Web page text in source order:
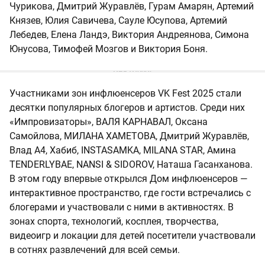
Чурикова, Дмитрий Журавлёв, Гурам Амарян, Артемий
Князев, Юлия Савичева, Сауле Юсупова, Артемий
Лебедев, Елена Ландэ, Виктория Андреянова, Симона
Юнусова, Тимофей Мозгов и Виктория Боня.
Участниками зон инфлюенсеров VK Fest 2025 стали
десятки популярных блогеров и артистов. Среди них
«Импровизаторы», ВАЛЯ КАРНАВАЛ, Оксана
Самойлова, МИЛАНА ХАМЕТОВА, Дмитрий Журавлёв,
Влад А4, Хабиб, INSTASAMKA, MILANA STAR, Амина
TENDERLYBAE, NANSI & SIDOROV, Наташа Гасанханова.
В этом году впервые открылся Дом инфлюенсеров —
интерактивное пространство, где гости встречались с
блогерами и участвовали с ними в активностях. В
зонах спорта, технологий, косплея, творчества,
видеоигр и локации для детей посетители участвовали
в сотнях развлечений для всей семьи.